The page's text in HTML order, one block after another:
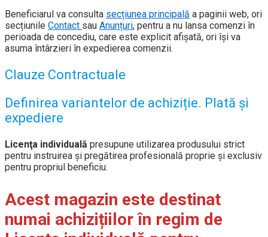
Beneficiarul va consulta secțiunea principală a paginii web, ori
secțiunile Contact sau Anunțuri, pentru a nu lansa comenzi în
perioada de concediu, care este explicit afișată, ori își va
asuma întârzieri în expedierea comenzii.
Clauze Contractuale
Definirea variantelor de achiziție. Plată și
expediere
Licenţa individuală presupune utilizarea produsului strict
pentru instruirea și pregătirea profesională proprie și exclusiv
pentru propriul beneficiu.
Acest magazin este destinat
numai achizițiilor în regim de